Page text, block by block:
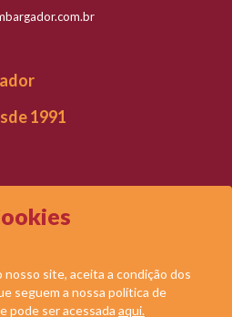
site, aceita a condição dos
seguem a nossa política de
pode ser acessada aqui.
1991
LTDA
TODOS OS DIREITOS RESERVADOS.